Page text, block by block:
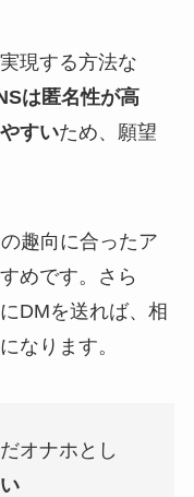
現する方法な
は匿名性が高
すいため、願望
趣向に合ったア
めです。さら
DMを送れば、相
なります。
オナホとし